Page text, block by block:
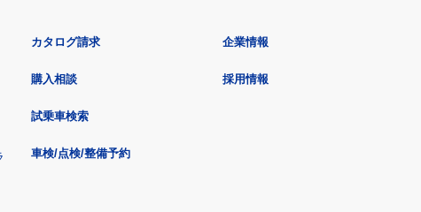
カタログ請求
購入相談
試乗車検索
車検/点検/整備予約
企業情報
採用情報